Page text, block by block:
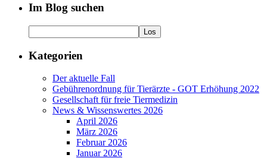
Im Blog suchen
Kategorien
Der aktuelle Fall
Gebührenordnung für Tierärzte - GOT Erhöhung 2022
Gesellschaft für freie Tiermedizin
News & Wissenswertes 2026
April 2026
März 2026
Februar 2026
Januar 2026